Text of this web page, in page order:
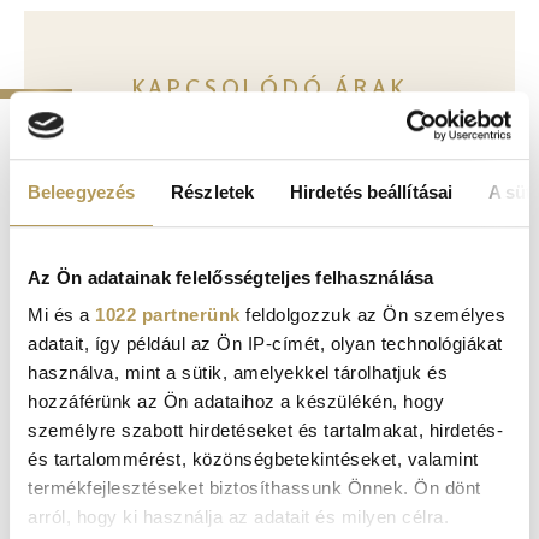
Beleegyezés Részletek Hirdetés beállításai A
Az Ön adatainak felelősségteljes felhasználása
Mi és a 1022 partnerünk feldolgozzuk az Ön személyes
adatait, így például az Ön IP-címét, olyan technológiákat
használva, mint a sütik, amelyekkel tárolhatjuk és
hozzáférünk az Ön adataihoz a készülékén, hogy
személyre szabott hirdetéseket és tartalmakat, hirdetés-
és tartalommérést, közönségbetekintéseket, valamint
termékfejlesztéseket biztosíthassunk Önnek. Ön dönt
arról, hogy ki használja az adatait és milyen célra.
KAPCSOLÓDÓ ÁRAK
TELJES ÁRLISTA